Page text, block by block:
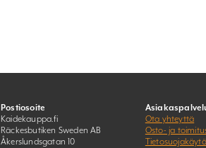
Postiosoite
Kaidekauppa.fi
Räckesbutiken Sweden AB
Åkerslundsgatan 10
Ota yhteyttä
Osto- ja